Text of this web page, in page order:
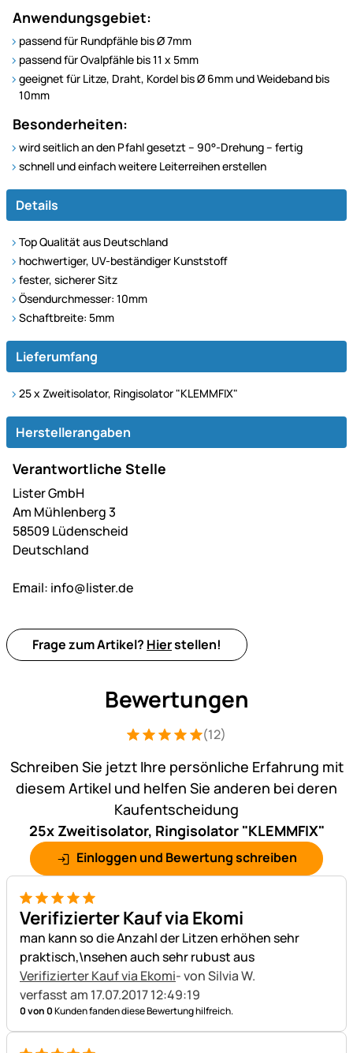
Anwendungsgebiet:
passend für Rundpfähle bis Ø 7mm
passend für Ovalpfähle bis 11 x 5mm
geeignet für Litze, Draht, Kordel bis Ø 6mm und Weideband bis
10mm
Besonderheiten:
wird seitlich an den Pfahl gesetzt – 90°-Drehung – fertig
schnell und einfach weitere Leiterreihen erstellen
Details
Top Qualität aus Deutschland
hochwertiger, UV-beständiger Kunststoff
fester, sicherer Sitz
Ösendurchmesser: 10mm
Schaftbreite: 5mm
Lieferumfang
25 x Zweitisolator, Ringisolator "KLEMMFIX"
Herstellerangaben
Verantwortliche Stelle
Lister GmbH
Am Mühlenberg 3
58509 Lüdenscheid
Deutschland
Email: info@lister.de
Frage zum Artikel? Hierstellen!
Bewertungen
Bewertung: 5 von 5 (12 Bewertungen)
12 Bewertungen
(12)
Schreiben Sie jetzt Ihre persönliche Erfahrung mit
diesem Artikel und helfen Sie anderen bei deren
Kaufentscheidung
25x Zweitisolator, Ringisolator "KLEMMFIX"
Einloggen und Bewertung schreiben
5 von 5
Verifizierter Kauf via Ekomi
man kann so die Anzahl der Litzen erhöhen sehr
praktisch,\nsehen auch sehr rubust aus
Verifizierter Kauf via Ekomi- von Silvia W.
verfasst am 17.07.2017 12:49:19
0 von 0Kunden fanden diese Bewertung hilfreich.